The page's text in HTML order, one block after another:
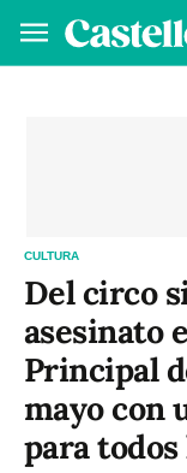
CULTURA
Del circo
asesinato
Principal
mayo con
para